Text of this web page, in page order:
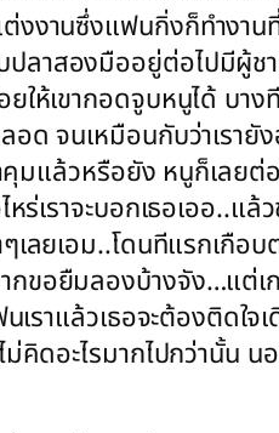
งงานซึ่งแฟนกิ่งก็ทำงา
ลาสองมืออยู่ต่อไปมีผู้
ห้เขากอดจูบหนูได้ บาง
จนเหมือนกับว่าเรายั
มแล้วหรือยัง หนูก็เลยต่
ราจะบอกเธอเออ..แล้
ลยเอม..โดนทีแรกเกือ
อยืมลองบ้างจัง…แต่เก
เราแล้วเธอจะต้องติดใ
คิดอะไรมากไปกว่านั้น